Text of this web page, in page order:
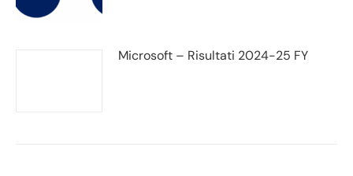
Microsoft – Risultati 2024-25 FY